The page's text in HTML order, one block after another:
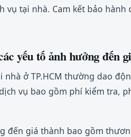
vụ tại nhà. Cam kết bảo
yếu tố ảnh hưởng đến
nhà ở TP.HCM thường dao
vụ bao gồm phí kiểm tra,
đến giá thành bao gồm